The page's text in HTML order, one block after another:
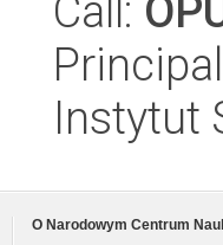
Call:
Instytut
O Narodowym Centrum